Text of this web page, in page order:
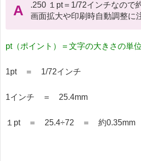
A
.250 １pt＝1/72インチなので
画面拡大や印刷時自動調整に
pt（ポイント）＝文字の大きさの単位
1pt　＝　1/72インチ
1インチ　＝　25.4mm
１pt　＝　25.4÷72　＝　約0.35mm